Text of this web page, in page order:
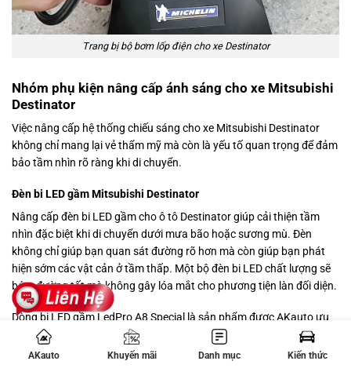
AKauto Khuyến mãi Danh mục Kiến thức
Trang bị bộ bơm lốp điện cho xe Destinator
Nhóm phụ kiện nâng cấp ánh sáng cho xe Mitsubishi
Destinator
Việc nâng cấp hệ thống chiếu sáng cho xe Mitsubishi Destinator
không chỉ mang lại vẻ thẩm mỹ mà còn là yếu tố quan trọng để đảm
bảo tầm nhìn rõ ràng khi di chuyển.
Đèn bi LED gầm Mitsubishi Destinator
Nâng cấp đèn bi LED gầm cho ô tô Destinator giúp cải thiện tầm
nhìn đặc biệt khi di chuyển dưới mưa bão hoặc sương mù. Đèn
không chỉ giúp bạn quan sát đường rõ hơn mà còn giúp bạn phát
hiện sớm các vật cản ở tầm thấp. Một bộ đèn bi LED chất lượng sẽ
bám đường tốt mà không gây lóa mắt cho phương tiện làn đối diện.
Dòng bi LED gầm LedPro A8 Special là sản phẩm được AKauto ưu
tiên lắp đặt cho dòng xe này nhờ hiệu suất chiếu sáng vượt trội. Sản
phẩm có 3 mức độ tùy chọn nhiệt màu từ vàng đậm cho đến trắng,